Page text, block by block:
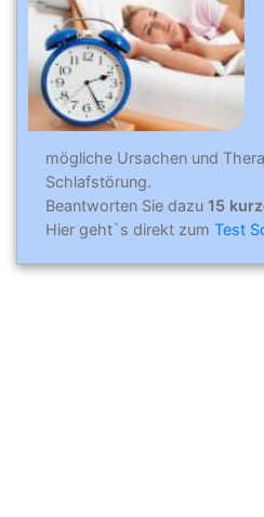
mögliche Ursachen und
Schlafstörung.
Beantworten Sie dazu 15
Hier geht`s direkt zum Test